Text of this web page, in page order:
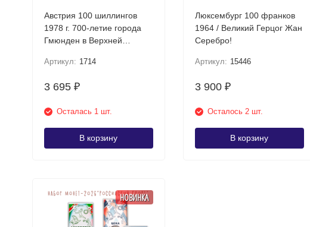
Австрия 100 шиллингов
1978 г. 700-летие города
Гмюнден в Верхней
Артикул: 1714
3 695 ₽
Осталась 1 шт.
В корзину
Люксембург 100 франков
1964 / Великий Герцог Жан
Серебро!
Артикул: 15446
3 900 ₽
Осталось 2 шт.
В корзину
НОВИНКА